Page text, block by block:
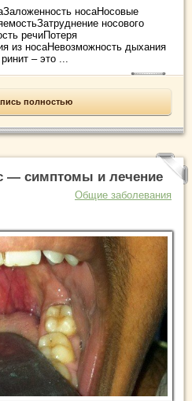
носаНосовые
носового
речиПотеря
из носаНевозможность дыхания
– это ...
полностью
— симптомы и лечение
Общие заболевания